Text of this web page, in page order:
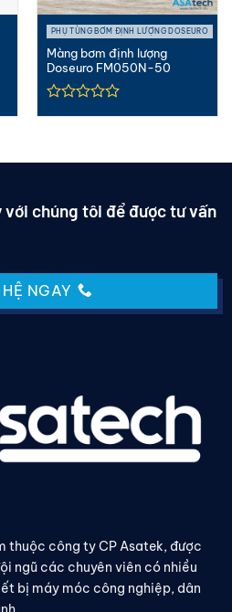
PHỤ TÙNG BƠM ĐỊNH LƯỢNG DOSEURO
Màng bơm định lượng
Doseuro FM050N-50
với chúng tôi để được tư vấn
NGAY
thuộc công ty CP Asatek, được
ngũ các chuyên viên có nhiều
bị máy móc công nghiệp, dân